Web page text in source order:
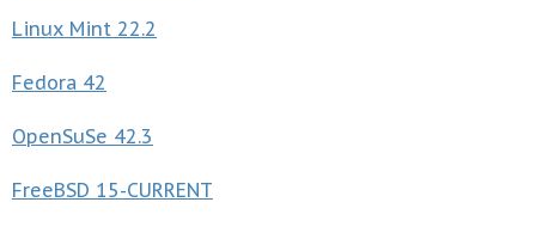
Linux Mint 22.2
Fedora 42
OpenSuSe 42.3
FreeBSD 15-CURRENT